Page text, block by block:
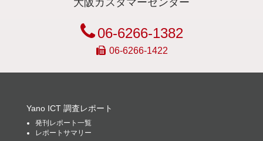
06-6266-1382
06-6266-1422
Yano ICT 調査レポート
発刊レポート一覧
レポートサマリー